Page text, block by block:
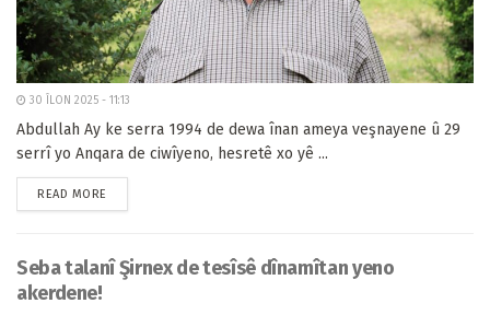
30 ÎLON 2025 - 11:13
Abdullah Ay ke serra 1994 de dewa înan ameya veşnayene û 29
serrî yo Anqara de ciwîyeno, hesretê xo yê ...
READ MORE
Seba talanî Şirnex de tesîsê dînamîtan yeno
akerdene!